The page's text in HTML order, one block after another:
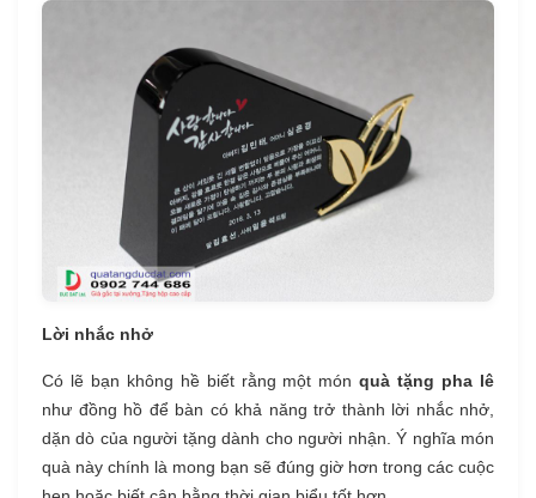
Lời nhắc nhở
Có lẽ bạn không hề biết rằng một mónquà tặng pha lê
như đồng hồ để bàn có khả năng trở thành lời nhắc nhở,
dặn dò của người tặng dành cho người nhận. Ý nghĩa món
quà này chính là mong bạn sẽ đúng giờ hơn trong các cuộc